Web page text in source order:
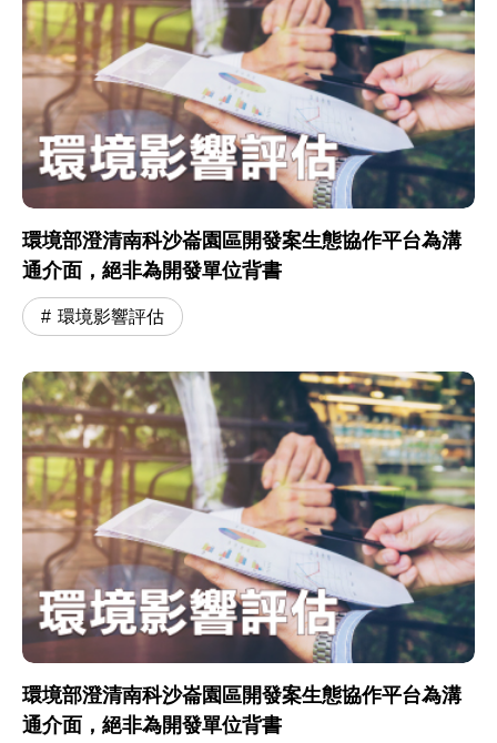
環境部澄清南科沙崙園區開發案生態協作平台為溝
通介面，絕非為開發單位背書
環境影響評估
環境部澄清南科沙崙園區開發案生態協作平台為溝
通介面，絕非為開發單位背書